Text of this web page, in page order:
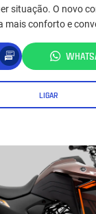
situação. O novo
mais conforto e
LIGAR